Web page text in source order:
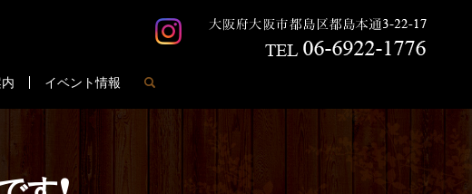
イベント情報